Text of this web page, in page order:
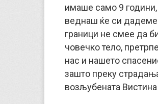
имаше само 9 години,
веднаш ќе си дадеме
граници не смее да
човечко тело,
нас и нашето
зашто преку
возљубената